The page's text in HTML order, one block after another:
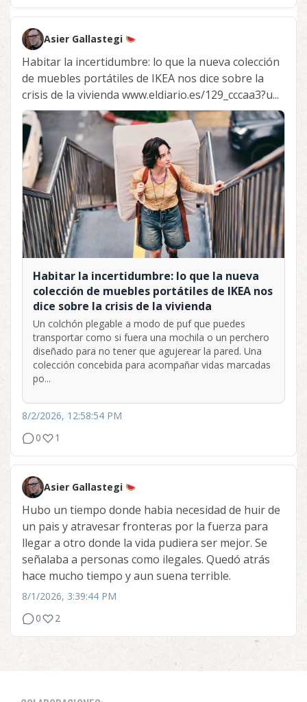
Asier Gallastegi
Habitar la incertidumbre: lo que la nueva colección
de muebles portátiles de IKEA nos dice sobre la
crisis de la vivienda www.eldiario.es/129_cccaa3?u...
Habitar la incertidumbre: lo que la nueva
colección de muebles portátiles de IKEA nos
dice sobre la crisis de la vivienda
Un colchón plegable a modo de puf que puedes
transportar como si fuera una mochila o un perchero
diseñado para no tener que agujerear la pared. Una
colección concebida para acompañar vidas marcadas
po...
8/2/2026, 12:58:54 PM
0
1
Asier Gallastegi
Hubo un tiempo donde habia necesidad de huir de
un pais y atravesar fronteras por la fuerza para
llegar a otro donde la vida pudiera ser mejor. Se
señalaba a personas como ilegales. Quedó atrás
hace mucho tiempo y aun suena terrible.
8/1/2026, 3:39:44 PM
0
2